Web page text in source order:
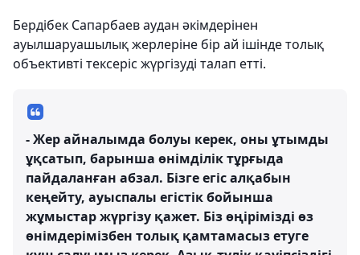
Бердібек Сапарбаев аудан әкімдерінен
ауылшаруашылық жерлеріне бір ай ішінде толық
объективті тексеріс жүргізуді талап етті.
- Жер айналымда болуы керек, оны ұтымды
ұқсатып, барынша өнімділік тұрғыда
пайдаланған абзал. Бізге егіс алқабын
кеңейту, ауыспалы егістік бойынша
жұмыстар жүргізу қажет. Біз өңірімізді өз
өнімдерімізбен толық қамтамасыз етуге